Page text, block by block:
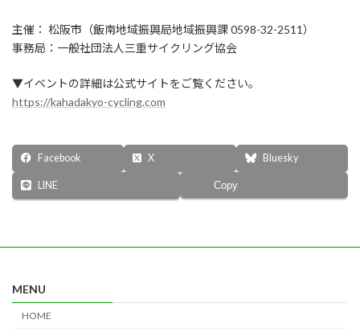
主催： 松阪市（飯南地域振興局地域振興課 0598-32-2511）
事務局：一般社団法人三重サイクリング協会
▼イベントの詳細は公式サイトをご覧ください。
https://kahadakyo-cycling.com
Facebook X Bluesky
LINE Copy
MENU
HOME